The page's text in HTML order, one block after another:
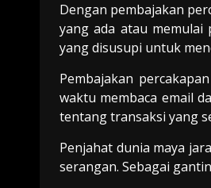
Dengan pembajakan
yang ada atau
yang disusupi untuk
Pembajakan
waktu membaca email
tentang transaksi yang
Penjahat dunia maya
serangan. Sebagai